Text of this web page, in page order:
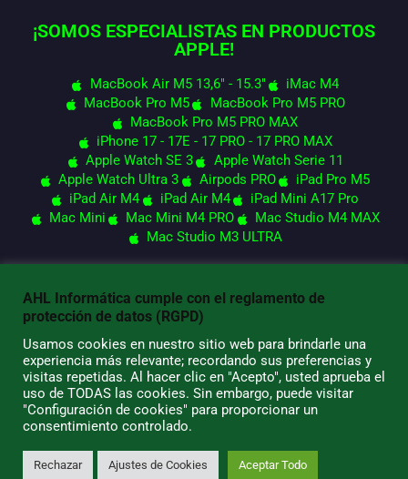
¡SOMOS ESPECIALISTAS EN PRODUCTOS
APPLE!
MacBook Air M5 13,6" - 15.3"
iMac M4
MacBook Pro M5
MacBook Pro M5 PRO
MacBook Pro M5 PRO MAX
iPhone 17 - 17E - 17 PRO - 17 PRO MAX
Apple Watch SE 3
Apple Watch Serie 11
Apple Watch Ultra 3
Airpods PRO
iPad Pro M5
iPad Air M4
iPad Air M4
iPad Mini A17 Pro
Mac Mini
Mac Mini M4 PRO
Mac Studio M4 MAX
Mac Studio M3 ULTRA
© 2026 AHL Informática
AHL Informática cumple con el reglamento de
protección de datos (RGPD)
Usamos cookies en nuestro sitio web para brindarle una
experiencia más relevante; recordando sus preferencias y
visitas repetidas. Al hacer clic en "Acepto", usted aprueba el
uso de TODAS las cookies. Sin embargo, puede visitar
"Configuración de cookies" para proporcionar un
consentimiento controlado.
Rechazar Ajustes de Cookies Aceptar Todo